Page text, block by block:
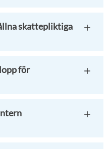
skattepliktiga
för